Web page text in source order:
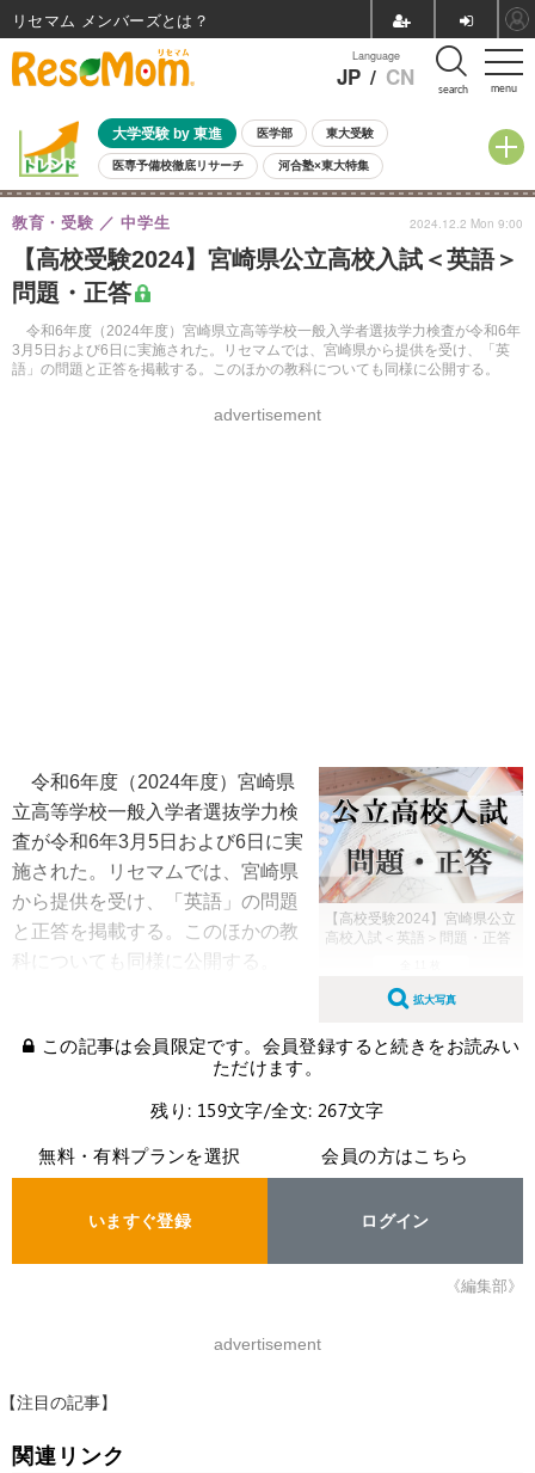
menu
Language
JP / CN search
大学受験 by 東進 医学部 東大受験
医専予備校徹底リサーチ 河合塾×東大特集
親子で考える大学選び 高校受験 中学受験 小学校受験
共通テスト 夏休み
8月開催イベント・WS 全国公立高校 過去問 人気記事
自由研究教材（小学生向け）
【高校受験2024】宮崎県公立高校入試＜英語＞
問題・正答
令和6年度（2024年度）宮崎県立高等学校一般入学者選抜学力検査が令和6年
3月5日および6日に実施された。リセマムでは、宮崎県から提供を受け、「英
語」の問題と正答を掲載する。このほかの教科についても同様に公開する。
教育・受験 中学生
advertisement
2024.12.2 Mon 9:00
【高校受験2024】宮崎県公立
高校入試＜英語＞問題・正答
拡大写真
令和6年度（2024年度）宮崎県
立高等学校一般入学者選抜学力検
査が令和6年3月5日および6日に実
施された。リセマムでは、宮崎県
から提供を受け、「英語」の問題
と正答を掲載する。このほかの教
科についても同様に公開する。
この記事は会員限定です。会員登録すると続きをお読みい
ただけます。
残り: 159文字/全文: 267文字
無料・有料プランを選択
いますぐ登録
会員の方はこちら
ログイン
《編集部》
advertisement
【注目の記事】
関連リンク
リセマム メンバーズ